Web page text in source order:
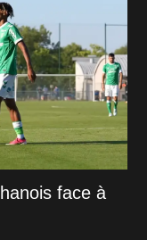
face à